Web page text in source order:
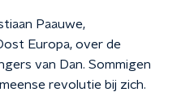
Paauwe,
Europa, over de
van Dan. Sommigen
revolutie bij zich.